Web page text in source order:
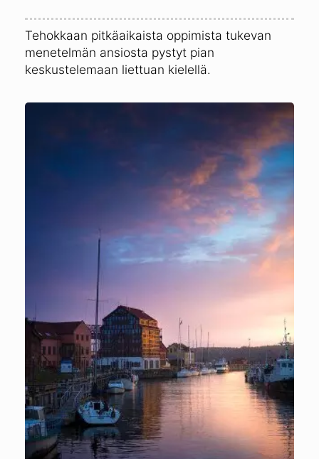
Tehokkaan pitkäaikaista oppimista tukevan
menetelmän ansiosta pystyt pian
keskustelemaan liettuan kielellä.